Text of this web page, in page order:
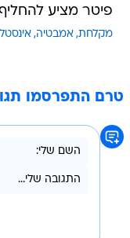
פיטר מציע
מקלחת אמבטיה
טרם התפרסמו